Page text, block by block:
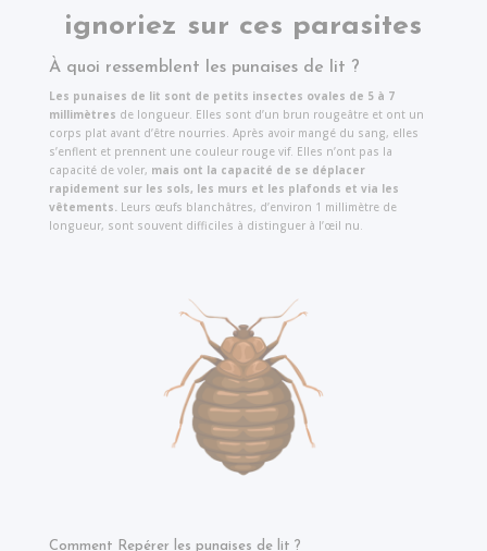
ignoriez sur ces parasites
À quoi ressemblent les punaises de lit ?
Les punaises de lit sont de petits insectes ovales de 5 à 7
millimètres de longueur. Elles sont d’un brun rougeâtre et ont un
corps plat avant d’être nourries. Après avoir mangé du sang, elles
s’enflent et prennent une couleur rouge vif. Elles n’ont pas la
capacité de voler, mais ont la capacité de se déplacer
rapidement sur les sols, les murs et les plafonds et via les
vêtements.Leurs œufs blanchâtres, d’environ 1 millimètre de
longueur, sont souvent difficiles à distinguer à l’œil nu.
Comment Repérer les punaises de lit ?